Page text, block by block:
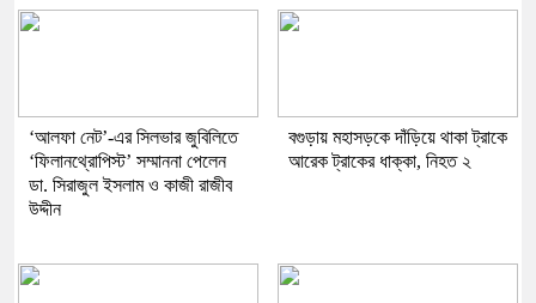
‘আলফা নেট’-এর সিলভার জুবিলিতে
‘ফিলানথ্রোপিস্ট’ সম্মাননা পেলেন
ডা. সিরাজুল ইসলাম ও কাজী রাজীব
উদ্দীন
বগুড়ায় মহাসড়কে দাঁড়িয়ে থাকা ট্রাকে
আরেক ট্রাকের ধাক্কা, নিহত ২